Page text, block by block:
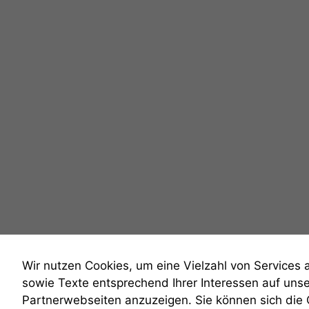
Wir nutzen Cookies, um eine Vielzahl von
sowie Texte entsprechend Ihrer Interessen auf
Partnerwebseiten anzuzeigen. Sie können sich